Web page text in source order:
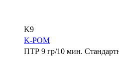
K9
K-POM
ПТР 9 гр/10 мин.